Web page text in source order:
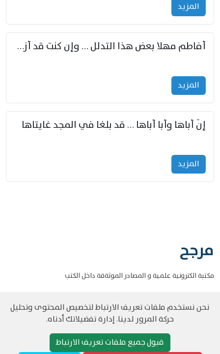
المزید
أفاطم مهلا بعض هذا التدلل … وإن كنت قد أزمعت صرمي فأجملي
المزید
إنّ أباها وأبا أباها … قد بلغا في المجد غايتاها
المزید
مرجح
مكتبة الكترونية علمية و المصادر الموثةقة داخل الكتب
حقوق الطبع والنشر مرجح جميع الحقوق محفوظةسياسة و الخصوصية
نحن نستخدم ملفات تعريف الارتباط لتخصيص المحتوى وتحليل
حركة المرور لدينا. إدارة تفضيلاتك أدناه.
قبول جميع ملفات تعريف الارتباط